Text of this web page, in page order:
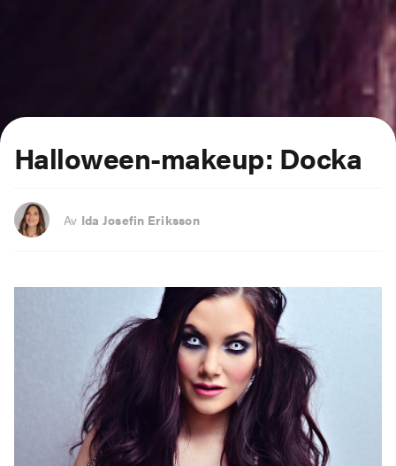
Halloween-makeup: Docka
Av Ida Josefin Eriksson